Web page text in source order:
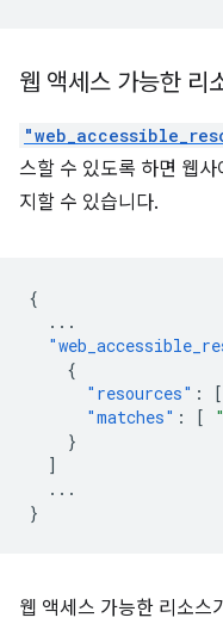
웹 액세스 가능한 리
스할 수 있도록 하면 웹
지할 수 있습니다.
{
...
{
"resources" : [
"matches" : [
}
]
...
}
웹 액세스 가능한 리소스